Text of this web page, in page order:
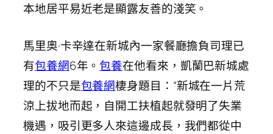
本地居平易近老是顯露友善的淺笑。
馬里奧·卡辛達在新城內一家餐廳擔負司理已
有包養網6年。包養在他看來，凱蘭巴新城處
理的不只是包養網棲身題目：“新城在一片荒
涼上拔地而起，自開工扶植起就發明了失業
機遇，吸引更多人來這邊成長，我們都從中